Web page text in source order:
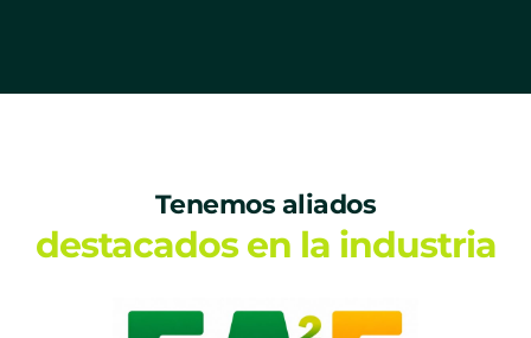
Tenemos aliados
destacados en la industria